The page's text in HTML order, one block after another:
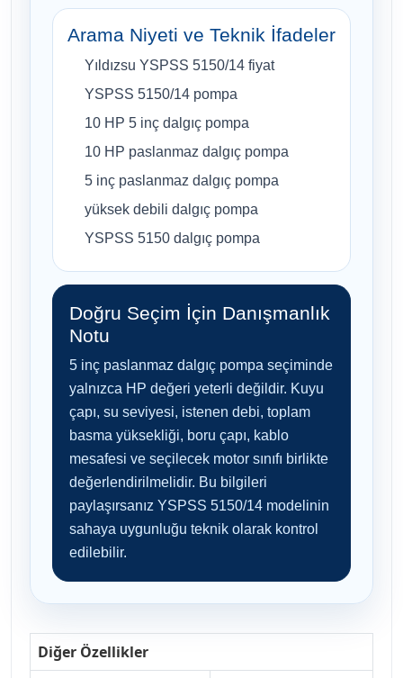
Arama Niyeti ve Teknik İfadeler
Yıldızsu YSPSS 5150/14 fiyat
YSPSS 5150/14 pompa
10 HP 5 inç dalgıç pompa
10 HP paslanmaz dalgıç pompa
5 inç paslanmaz dalgıç pompa
yüksek debili dalgıç pompa
YSPSS 5150 dalgıç pompa
Doğru Seçim İçin Danışmanlık
Notu
5 inç paslanmaz dalgıç pompa seçiminde
yalnızca HP değeri yeterli değildir. Kuyu
çapı, su seviyesi, istenen debi, toplam
basma yüksekliği, boru çapı, kablo
mesafesi ve seçilecek motor sınıfı birlikte
değerlendirilmelidir. Bu bilgileri
paylaşırsanız YSPSS 5150/14 modelinin
sahaya uygunluğu teknik olarak kontrol
edilebilir.
Diğer Özellikler